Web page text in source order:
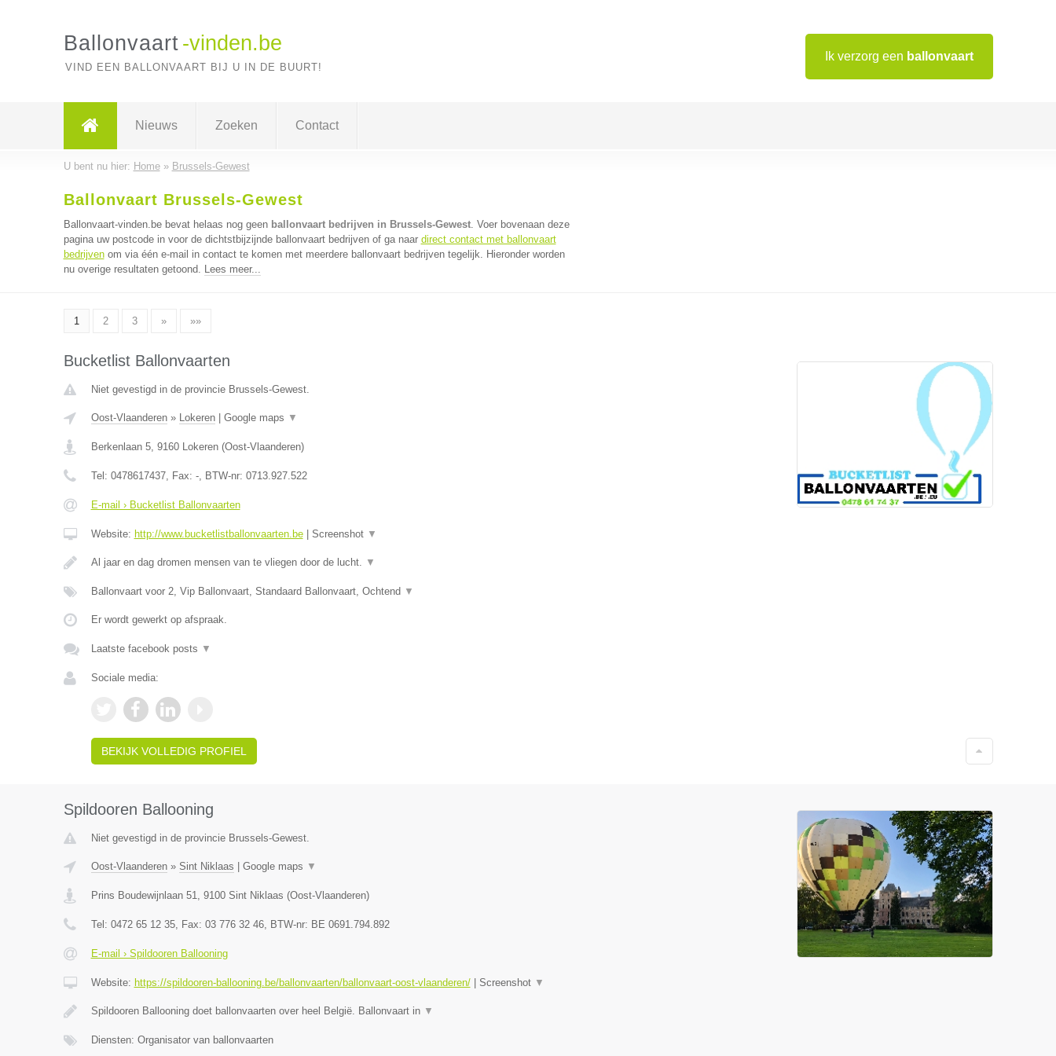
Ik verzorg een ballonvaart
Ballonvaart -vinden.be
VIND EEN BALLONVAART BIJ U IN DE BUURT!
Nieuws Zoeken Contact
U bent nu hier: Home» Brussels-Gewest
Ballonvaart Brussels-Gewest
Ballonvaart-vinden.be bevat helaas nog geen ballonvaart bedrijven in Brussels-Gewest. Voer bovenaan deze
pagina uw postcode in voor de dichtstbijzijnde ballonvaart bedrijven of ga naar direct contact met ballonvaart
bedrijvenom via één e-mail in contact te komen met meerdere ballonvaart bedrijven tegelijk. Hieronder worden
nu overige resultaten getoond. Lees meer...
1 2 3 » »»
Bucketlist Ballonvaarten
Niet gevestigd in de provincie Brussels-Gewest.
Oost-Vlaanderen» Lokeren| Google maps ▼
Berkenlaan 5, 9160 Lokeren(Oost-Vlaanderen)
Tel: 0478617437, Fax: -, BTW-nr: 0713.927.522
E-mail › Bucketlist Ballonvaarten
Website: http://www.bucketlistballonvaarten.be| Screenshot ▼
Al jaar en dag dromen mensen van te vliegen door de lucht. ▼
Ballonvaart voor 2, Vip Ballonvaart, Standaard Ballonvaart, Ochtend ▼
Er wordt gewerkt op afspraak.
Laatste facebook posts ▼
Sociale media:
BEKIJK VOLLEDIG PROFIEL
Spildooren Ballooning
Niet gevestigd in de provincie Brussels-Gewest.
Oost-Vlaanderen» Sint Niklaas Google maps ▼
Prins Boudewijnlaan 51, 9100 Sint Niklaas (Oost-Vlaanderen)
Tel: 0472 65 12 35, Fax: 03 776 32 46, BTW-nr: BE 0691.794.892
E-mail › Spildooren Ballooning
Website: https://spildooren-ballooning.be/ballonvaarten/ballonvaart-oost-vlaanderen/| Screenshot ▼
Spildooren Ballooning doet ballonvaarten over heel België. Ballonvaart in ▼
Diensten: Organisator van ballonvaarten